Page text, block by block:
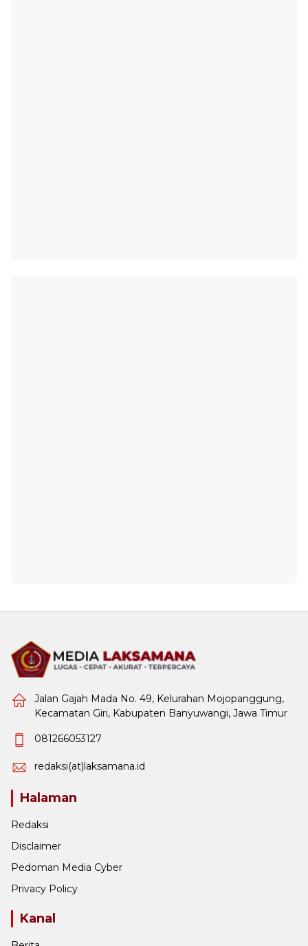
Jalan Gajah Mada No. 49, Kelurahan Mojopanggung,
Kecamatan Giri, Kabupaten Banyuwangi, Jawa Timur
081266053127
redaksi(at)laksamana.id
Halaman
Redaksi
Disclaimer
Pedoman Media Cyber
Privacy Policy
Kanal